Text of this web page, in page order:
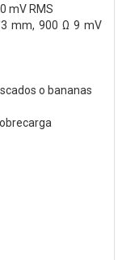
mV RMS
mm, 900 Ω 9 mV
o bananas